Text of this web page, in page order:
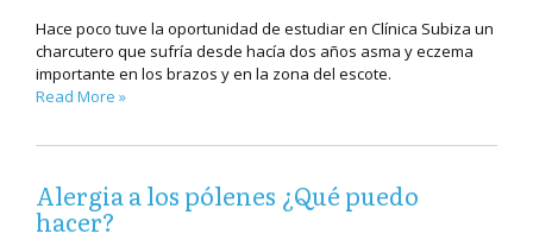
Hace poco tuve la oportunidad de estudiar en Clínica Subiza un
charcutero que sufría desde hacía dos años asma y eczema
importante en los brazos y en la zona del escote.
Read More »
Alergia a los pólenes ¿Qué puedo
hacer?